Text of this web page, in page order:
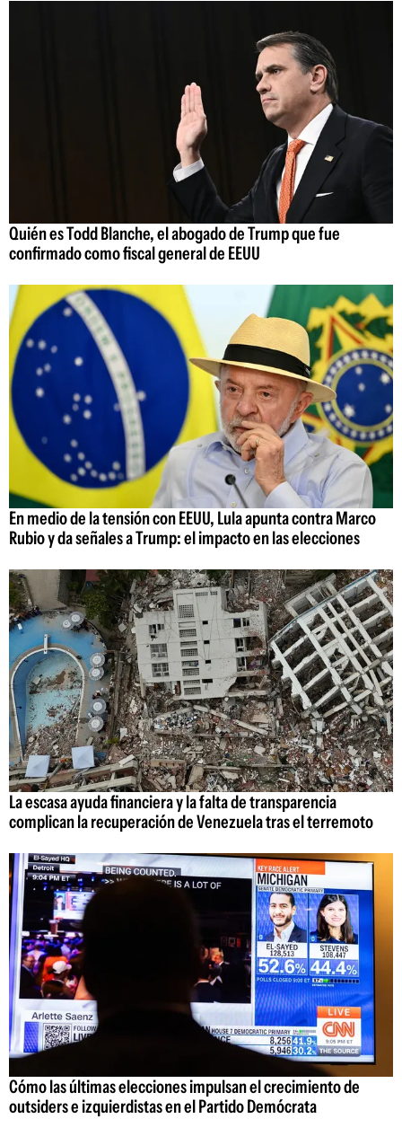
Quién es Todd Blanche, el abogado de Trump que fue
confirmado como fiscal general de EEUU
En medio de la tensión con EEUU, Lula apunta contra Marco
Rubio y da señales a Trump: el impacto en las elecciones
La escasa ayuda financiera y la falta de transparencia
complican la recuperación de Venezuela tras el terremoto
Cómo las últimas elecciones impulsan el crecimiento de
outsiders e izquierdistas en el Partido Demócrata